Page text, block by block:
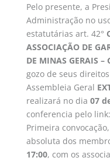
Pelo presente, a
Administração no
estatutárias art. 42°
ASSOCIAÇÃO DE
DE MINAS GERAIS –
gozo de seus
Assembleia Geral
realizará no dia 07
conferencia pelo link:
Primeira
absoluta dos
17:00, com os